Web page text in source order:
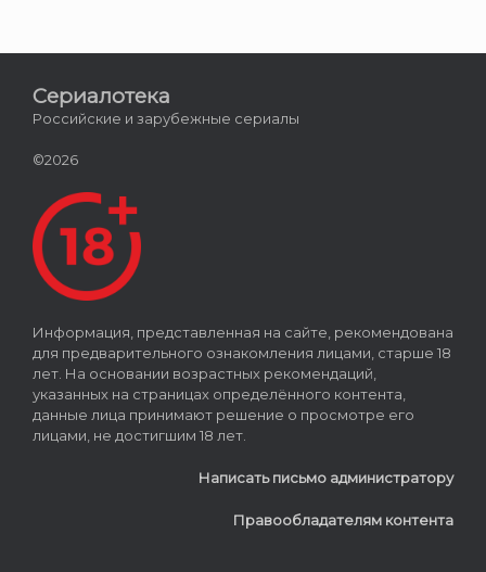
Сериалотека
Российские и зарубежные сериалы
©2026
Информация, представленная на сайте, рекомендована
для предварительного ознакомления лицами, старше 18
лет. На основании возрастных рекомендаций,
указанных на страницах определённого контента,
данные лица принимают решение о просмотре его
лицами, не достигшим 18 лет.
Написать письмо администратору
Правообладателям контента